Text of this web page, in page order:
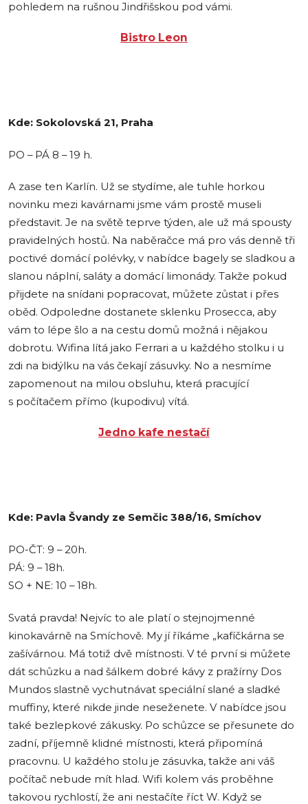
pohledem na rušnou Jindřišskou pod vámi.
Bistro Leon
Kde: Sokolovská 21, Praha
PO – PÁ 8 – 19 h.
A zase ten Karlín. Už se stydíme, ale tuhle horkou
novinku mezi kavárnami jsme vám prostě museli
představit. Je na světě teprve týden, ale už má spousty
pravidelných hostů. Na naběračce má pro vás denně tři
poctivé domácí polévky, v nabídce bagely se sladkou a
slanou náplní, saláty a domácí limonády. Takže pokud
přijdete na snídani popracovat, můžete zůstat i přes
oběd. Odpoledne dostanete sklenku Prosecca, aby
vám to lépe šlo a na cestu domů možná i nějakou
dobrotu. Wifina lítá jako Ferrari a u každého stolku i u
zdi na bidýlku na vás čekají zásuvky. No a nesmíme
zapomenout na milou obsluhu, která pracující
s počítačem přímo (kupodivu) vítá.
Jedno kafe nestačí
Kde: Pavla Švandy ze Semčic 388/16, Smíchov
PO-ČT: 9 – 20h.
PÁ: 9 – 18h.
SO + NE: 10 – 18h.
Svatá pravda! Nejvíc to ale platí o stejnojmenné
kinokavárně na Smíchově. My jí říkáme „kafíčkárna se
zašívárnou. Má totiž dvě místnosti. V té první si můžete
dát schůzku a nad šálkem dobré kávy z pražírny Dos
Mundos slastně vychutnávat speciální slané a sladké
muffiny, které nikde jinde neseženete. V nabídce jsou
také bezlepkové zákusky. Po schůzce se přesunete do
zadní, příjemně klidné místnosti, která připomíná
pracovnu. U každého stolu je zásuvka, takže ani váš
počítač nebude mít hlad. Wifi kolem vás proběhne
takovou rychlostí, že ani nestačíte říct W. Když se